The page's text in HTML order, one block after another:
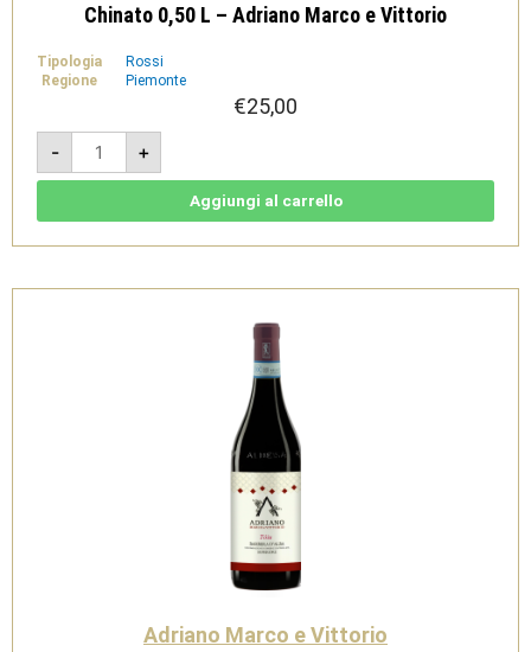
Chinato 0,50 L – Adriano Marco e Vittorio
Tipologia
Rossi
Regione
Piemonte
€25,00
-
Chinato
0,50
L
-
Vittorio
+
Aggiungi al carrello
Adriano Marco e Vittorio